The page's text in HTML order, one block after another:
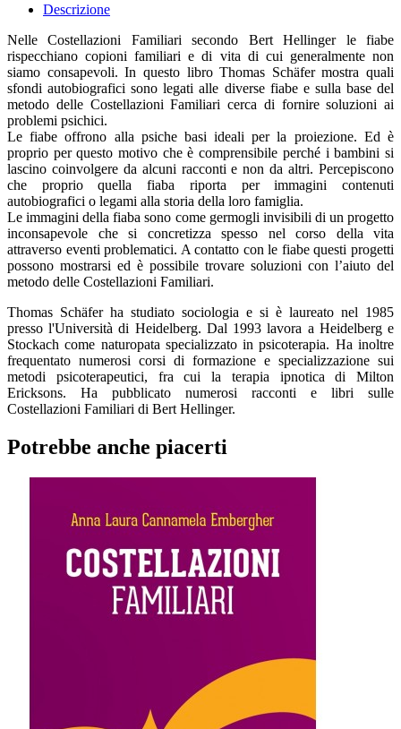
Descrizione
Nelle Costellazioni Familiari secondo Bert Hellinger le fiabe
rispecchiano copioni familiari e di vita di cui generalmente non
siamo consapevoli. In questo libro Thomas Schäfer mostra quali
sfondi autobiografici sono legati alle diverse fiabe e sulla base del
metodo delle Costellazioni Familiari cerca di fornire soluzioni ai
problemi psichici.
Le fiabe offrono alla psiche basi ideali per la proiezione. Ed è
proprio per questo motivo che è comprensibile perché i bambini si
lascino coinvolgere da alcuni racconti e non da altri. Percepiscono
che proprio quella fiaba riporta per immagini contenuti
autobiografici o legami alla storia della loro famiglia.
Le immagini della fiaba sono come germogli invisibili di un progetto
inconsapevole che si concretizza spesso nel corso della vita
attraverso eventi problematici. A contatto con le fiabe questi progetti
possono mostrarsi ed è possibile trovare soluzioni con l’aiuto del
metodo delle Costellazioni Familiari.
Thomas Schäfer ha studiato sociologia e si è laureato nel 1985
presso l'Università di Heidelberg. Dal 1993 lavora a Heidelberg e
Stockach come naturopata specializzato in psicoterapia. Ha inoltre
frequentato numerosi corsi di formazione e specializzazione sui
metodi psicoterapeutici, fra cui la terapia ipnotica di Milton
Ericksons. Ha pubblicato numerosi racconti e libri sulle
Costellazioni Familiari di Bert Hellinger.
Potrebbe anche piacerti